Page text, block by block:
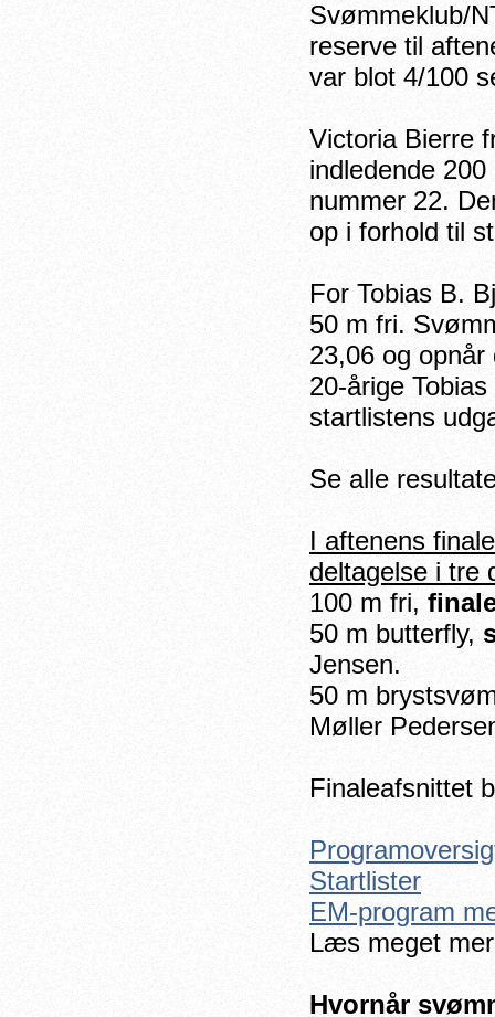
Svømmeklub/
reserve til
var blot 4/100
Victoria Bierre
indledende
nummer 22.
op i forhold til
For Tobias B.
50 m fri.
23,06 og
20-årige
startlistens
Se alle
I aftenens
deltagelse i tre
100 m fri,
50 m butterfly,
Jensen.
50 m
Møller
Finaleafsnittet
Startlister
EM-program
Læs meget
Hvornår